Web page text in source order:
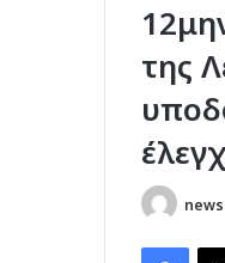
της